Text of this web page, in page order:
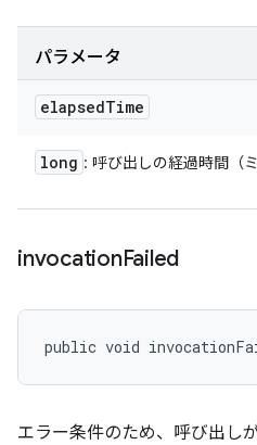
パラメータ
elapsedTime
long : 呼び出しの経過時間（
invocationFailed
public void
エラー条件のため、呼び出し